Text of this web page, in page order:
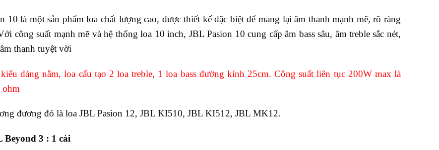
10 là một sản phẩm loa chất lượng cao, được thiết kế đặc biệt để mang lại âm thanh mạnh mẽ, rõ ràng
công suất mạnh mẽ và hệ thống loa 10 inch, JBL Pasion 10 cung cấp âm bass sâu, âm treble sắc nét,
thanh tuyệt vời
dáng nằm, loa cấu tạo 2 loa treble, 1 loa bass đường kính 25cm. Công suất liên tục 200W max là
ohm
đương đó là loa JBL Pasion 12, JBL KI510, JBL KI512, JBL MK12.
3 : 1 cái